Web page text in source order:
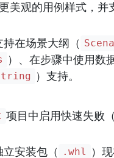
美观的用例样式，
在场景大纲（
）、在步骤中使用数
）支持。
项目中启用快速失败（
立安装包（ .whl
）